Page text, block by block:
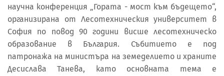
научна конференция „Гората - мост към бъдещето“,
организирана от Лесотехническия университет в
София по повод 90 години висше лесотехническо
образование в България. Събитието е под
патронажа на министъра на земеделието и храните
Десислава Танева, като основната тема е